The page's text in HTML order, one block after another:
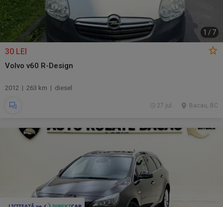
1 / 7
30 LEI
Volvo v60 R-Design
2012 | 263 km | diesel
Bacau, BC
27 jul.